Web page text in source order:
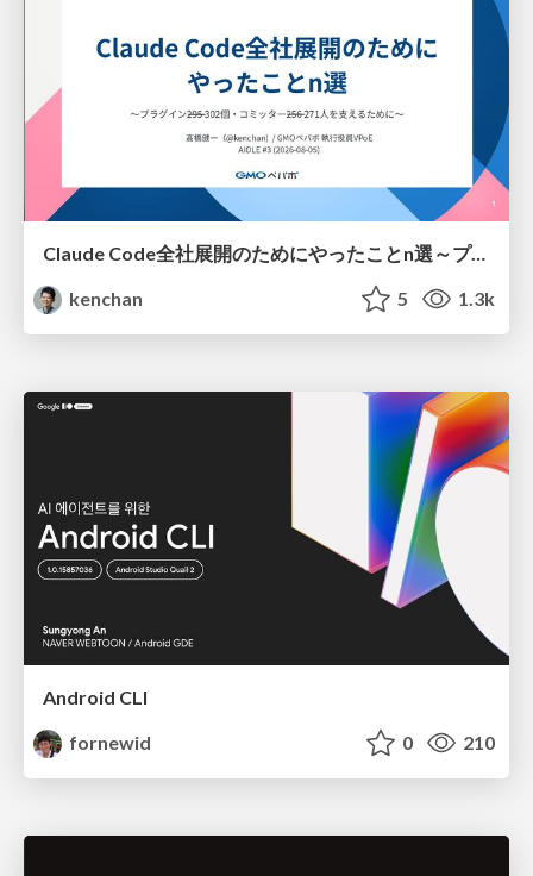
Claude Code全社展開のためにやったことn選～プラグイン302個・コミッター271人を支えるために～
kenchan
5 1.3k
Android CLI
fornewid
0 210